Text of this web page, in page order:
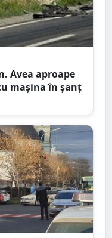
Avea aproape
mașina în șanț